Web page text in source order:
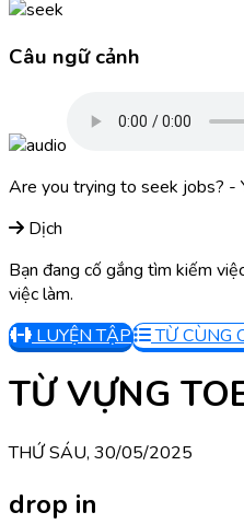
Câu ngữ cảnh
Are you trying to seek jobs? -
Dịch
Bạn đang cố gắng tìm kiếm
việc làm.
LUYỆN TẬP
TỪ CÙNG
TỪ VỰNG
THỨ SÁU, 30/05/2025
drop in